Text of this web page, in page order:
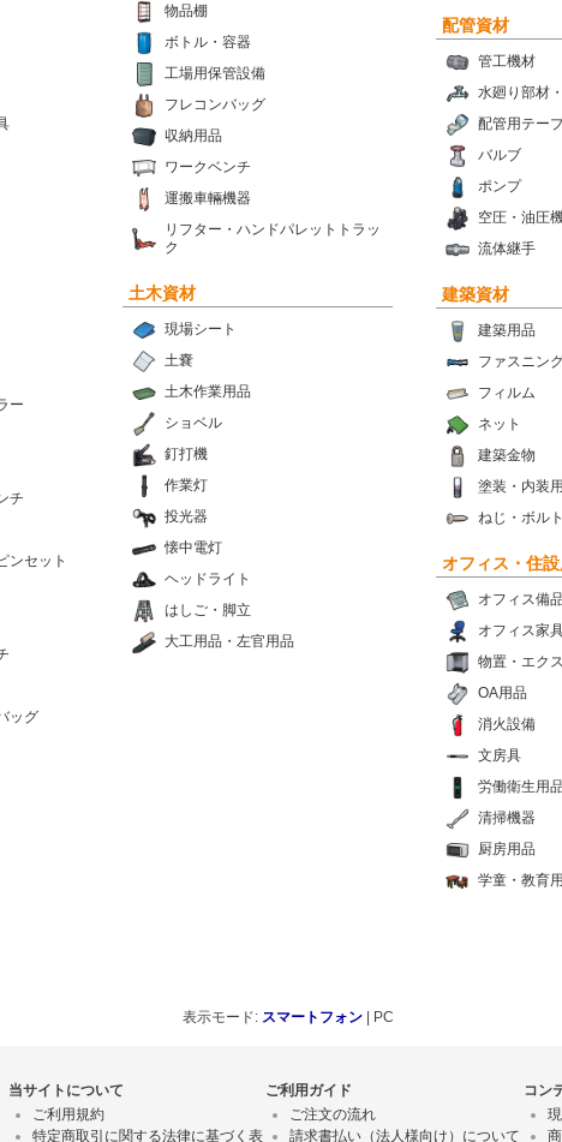
物品棚
ボトル・容器
工場用保管設備
フレコンバッグ
収納用品
ワークベンチ
運搬車輛機器
リフター・ハンドパレットトラッ
ク
ー
チ
ンセット
ッグ
配管資材
管工機材
水廻り部材
配管用テー
バルブ
ポンプ
空圧・油圧
流体継手
土木資材
現場シート
土嚢
土木作業用品
ショベル
釘打機
作業灯
投光器
懐中電灯
ヘッドライト
はしご・脚立
大工用品・左官用品
建築資材
建築用品
ファスニン
フィルム
ネット
建築金物
塗装・内装
ねじ・ボル
オフィス・住
オフィス備品
オフィス家
物置・エク
OA用品
消火設備
文房具
労働衛生用品
清掃機器
厨房用品
学童・教育
表示モード: スマートフォン | PC
当サイトについて
ご利用規約
特定商取引に関する法律に基づく表
ご利用ガイド
ご注文の流れ
請求書払い（法人様向け）について
コン